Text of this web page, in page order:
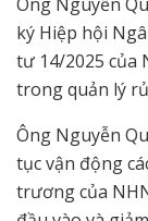
ký Hiệp hội
tư 14/2025 của
trong quản lý
Ông Nguyễn
tục vận động
trương của